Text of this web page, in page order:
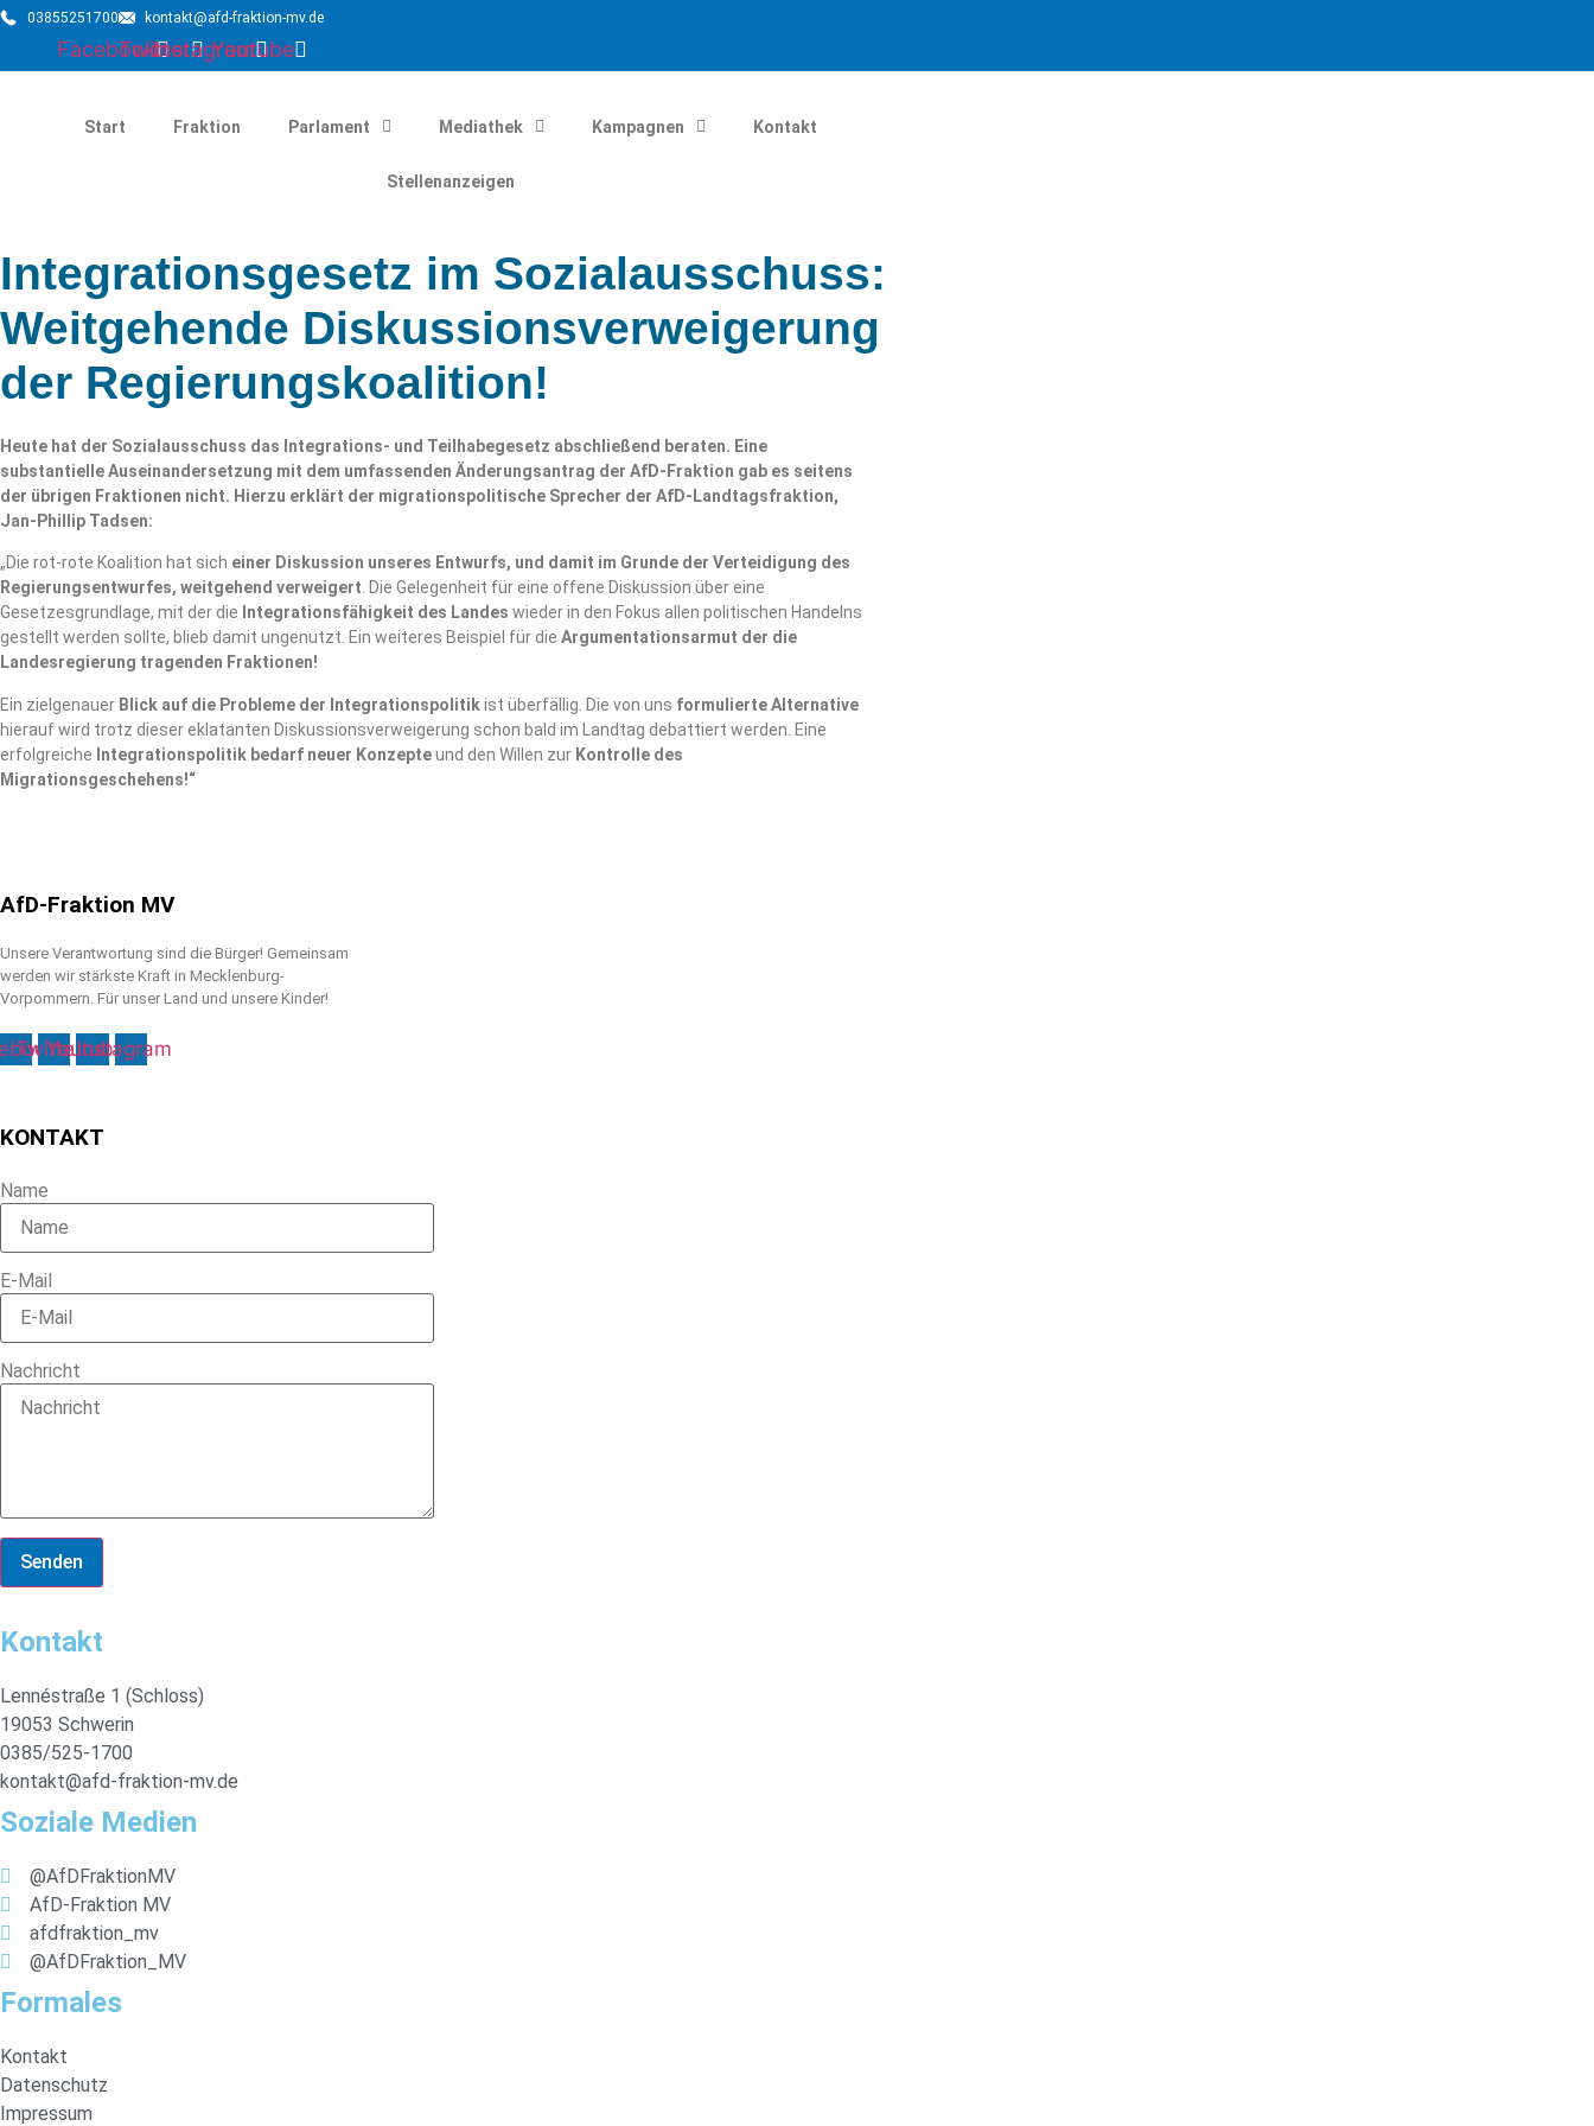
03855251700 kontakt@afd-fraktion-mv.de
FacebookTwitterInstagramYoutube
Start Fraktion Parlament Mediathek Kampagnen Kontakt
Stellenanzeigen
Integrationsgesetz im Sozialausschuss:
Weitgehende Diskussionsverweigerung
der Regierungskoalition!
Heute hat der Sozialausschuss das Integrations- und Teilhabegesetz abschließend beraten. Eine
substantielle Auseinandersetzung mit dem umfassenden Änderungsantrag der AfD-Fraktion gab es seitens
der übrigen Fraktionen nicht. Hierzu erklärt der migrationspolitische Sprecher der AfD-Landtagsfraktion,
Jan-Phillip Tadsen:
„Die rot-rote Koalition hat sich einer Diskussion unseres Entwurfs, und damit im Grunde der Verteidigung des
Regierungsentwurfes, weitgehend verweigert. Die Gelegenheit für eine offene Diskussion über eine
Gesetzesgrundlage, mit der die Integrationsfähigkeit des Landes wieder in den Fokus allen politischen Handelns
gestellt werden sollte, blieb damit ungenutzt. Ein weiteres Beispiel für die Argumentationsarmut der die
Landesregierung tragenden Fraktionen!
Ein zielgenauer Blick auf die Probleme der Integrationspolitikist überfällig. Die von uns formulierte Alternative
hierauf wird trotz dieser eklatanten Diskussionsverweigerung schon bald im Landtag debattiert werden. Eine
erfolgreiche Integrationspolitik bedarf neuer Konzepteund den Willen zur Kontrolle des
Migrationsgeschehens!“
AfD-Fraktion MV
Unsere Verantwortung sind die Bürger! Gemeinsam
werden wir stärkste Kraft in Mecklenburg-
Vorpommern. Für unser Land und unsere Kinder!
TwitterYoutube
Instagram
KONTAKT
Name
E-Mail
Nachricht
Senden
Kontakt
Lennéstraße 1 (Schloss)
19053 Schwerin
0385/525-1700
kontakt@afd-fraktion-mv.de
Soziale Medien
@AfDFraktionMV
AfD-Fraktion MV
afdfraktion_mv
@AfDFraktion_MV
Formales
Kontakt
Datenschutz
Impressum